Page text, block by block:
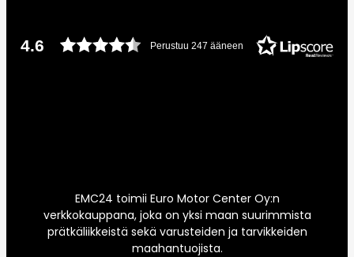
4.6 Perustuu 247 ääneen
EMC24 toimii Euro Motor Center Oy:n
verkkokauppana, joka on yksi maan suurimmista
prätkäliikkeistä sekä varusteiden ja tarvikkeiden
maahantuojista.